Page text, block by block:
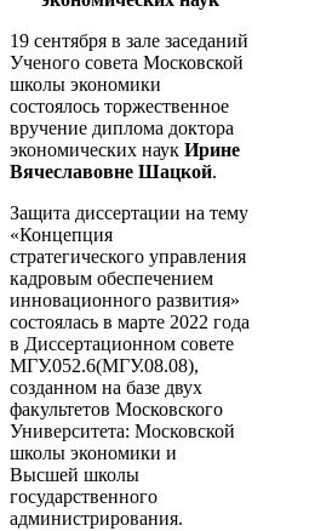
19 сентября в зале заседаний
Ученого совета Московской
школы экономики
состоялось торжественное
вручение диплома доктора
экономических наук Ирине
Вячеславовне Шацкой.
Защита диссертации на тему
«Концепция
стратегического управления
кадровым обеспечением
инновационного развития»
состоялась в марте 2022 года
в Диссертационном совете
МГУ.052.6(МГУ.08.08),
созданном на базе двух
факультетов Московского
Университета: Московской
школы экономики и
Высшей школы
государственного
администрирования.